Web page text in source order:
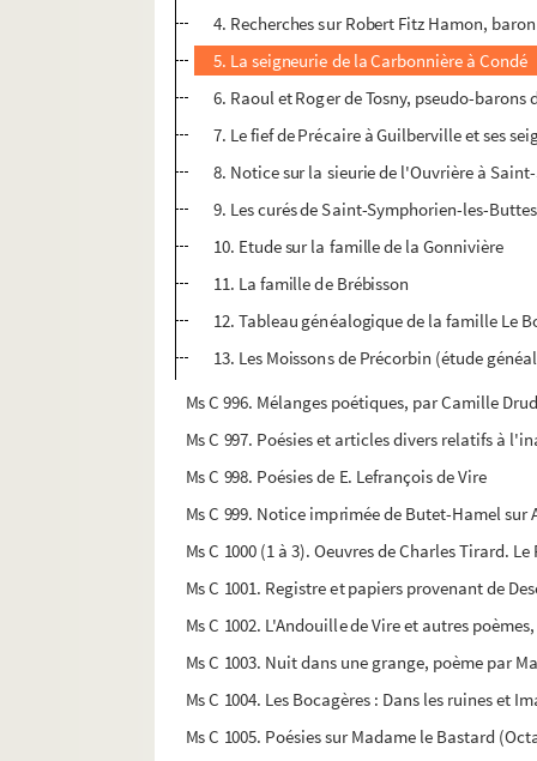
4. Recherches sur Robert Fitz Hamon,
5. La seigneurie de la Carbonnière à Condé
6. Raoul et Roger de Tosny, pseudo-barons
7. Le fief de Précaire à Guilberville et ses
8. Notice sur la sieurie de l'Ouvrière à
9. Les curés de Saint-Symphorien-les-
10. Etude sur la famille de la Gonnivière
11. La famille de Brébisson
12. Tableau généalogique de la famille Le
13. Les Moissons de Précorbin (étude
Ms C 996. Mélanges poétiques, par Camille
Ms C 997. Poésies et articles divers relatifs à
Ms C 998. Poésies de E. Lefrançois de Vire
Ms C 999. Notice imprimée de Butet-Hamel
Ms C 1000 (1 à 3). Oeuvres de Charles Tirard.
Ms C 1001. Registre et papiers provenant de
Ms C 1002. L'Andouille de Vire et autres
Ms C 1003. Nuit dans une grange, poème par
Ms C 1004. Les Bocagères : Dans les ruines et
Ms C 1005. Poésies sur Madame le Bastard